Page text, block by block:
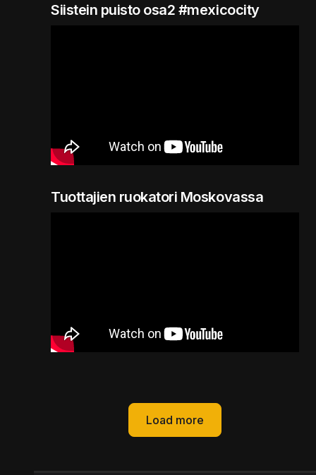
Siistein puisto osa2 #mexicocity
Tuottajien ruokatori Moskovassa
Load more